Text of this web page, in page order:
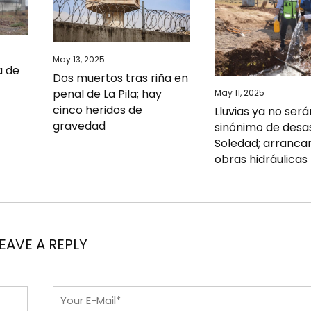
de
May 13, 2025
Dos muertos tras riña en
penal de La Pila; hay
cinco heridos de
gravedad
May 11, 2025
Lluvias ya no
sinónimo de
Soledad;
obras hidráulicas
A REPLY